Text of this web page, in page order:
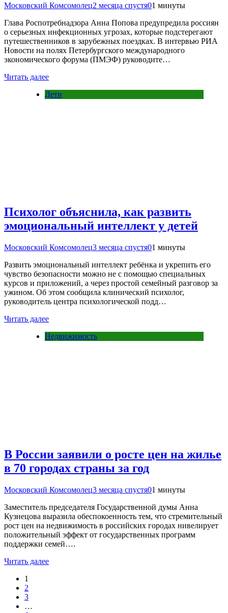
Московский Комсомолец2 месяца спустя01 минуты
Глава Роспотребнадзора Анна Попова предупредила россиян
о серьезных инфекционных угрозах, которые подстерегают
путешественников в зарубежных поездках. В интервью РИА
Новости на полях Петербургского международного
экономического форума (ПМЭФ) руководите…
Читать далее
Дети
Психолог объяснила, как развить
эмоциональный интеллект у детей
Московский Комсомолец3 месяца спустя01 минуты
Развить эмоциональный интеллект ребёнка и укрепить его
чувство безопасности можно не с помощью специальных
курсов и приложений, а через простой семейный разговор за
ужином. Об этом сообщила клинический психолог,
руководитель центра психологической подд…
Читать далее
Недвижимость
В России заявили о росте цен на жилье
в 70 городах страны за год
Московский Комсомолец3 месяца спустя01 минуты
Заместитель председателя Государственной думы Анна
Кузнецова выразила обеспокоенность тем, что стремительный
рост цен на недвижимость в российских городах нивелирует
положительный эффект от государственных программ
поддержки семей….
Читать далее
1
2
3
…